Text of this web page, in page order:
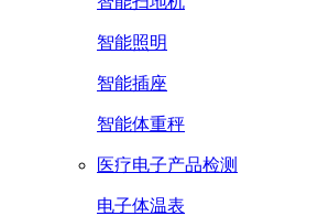
智能照明
智能插座
智能体重秤
医疗电子产品检测
电子体温表